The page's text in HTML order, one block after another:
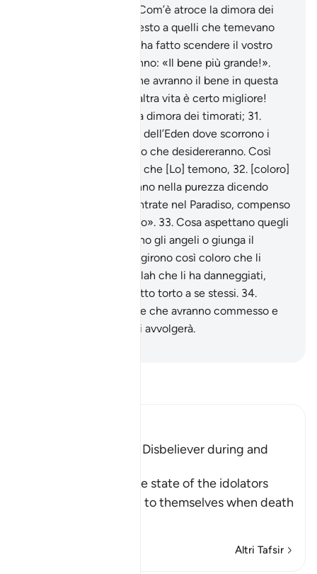
The Condition of the Disbeliever during and
Allah informs us of the state of the idolators
who are doing wrong to themselves when death
Altri Tafsir
rimanervi in perpetuo. Com’è atroce la dimora dei
Verrà chiesto a quelli che temevano
Allah: «Cos’è quel che ha fatto scendere il vostro
Signore?». Risponderanno: «Il bene più grande!».
Coloro che fanno il bene avranno il bene in questa
vita, ma la dimora dell’altra vita è certo migliore!
Quanto deliziosa sarà la dimora dei timorati; 31.
entreranno nei Giardini dell’Eden dove scorrono i
ruscelli e avranno quello che desidereranno. Così
Allah compensa coloro che [Lo] temono, 32. [coloro]
che gli angeli coglieranno nella purezza dicendo
loro: «Pace su di voi! Entrate nel Paradiso, compenso
per quel che avete fatto». 33. Cosa aspettano quegli
altri, se non che vengano gli angeli o giunga il
Decreto di Allah? Già agirono così coloro che li
precedettero. Non è Allah che li ha danneggiati,
sono loro che hanno fatto torto a se stessi. 34.
Saranno colpiti dal male che avranno commesso e
ciò di cui si burlavano li avvolgerà.